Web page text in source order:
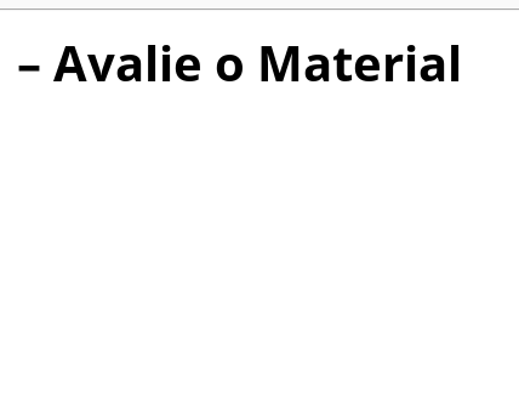
– Avalie o Material